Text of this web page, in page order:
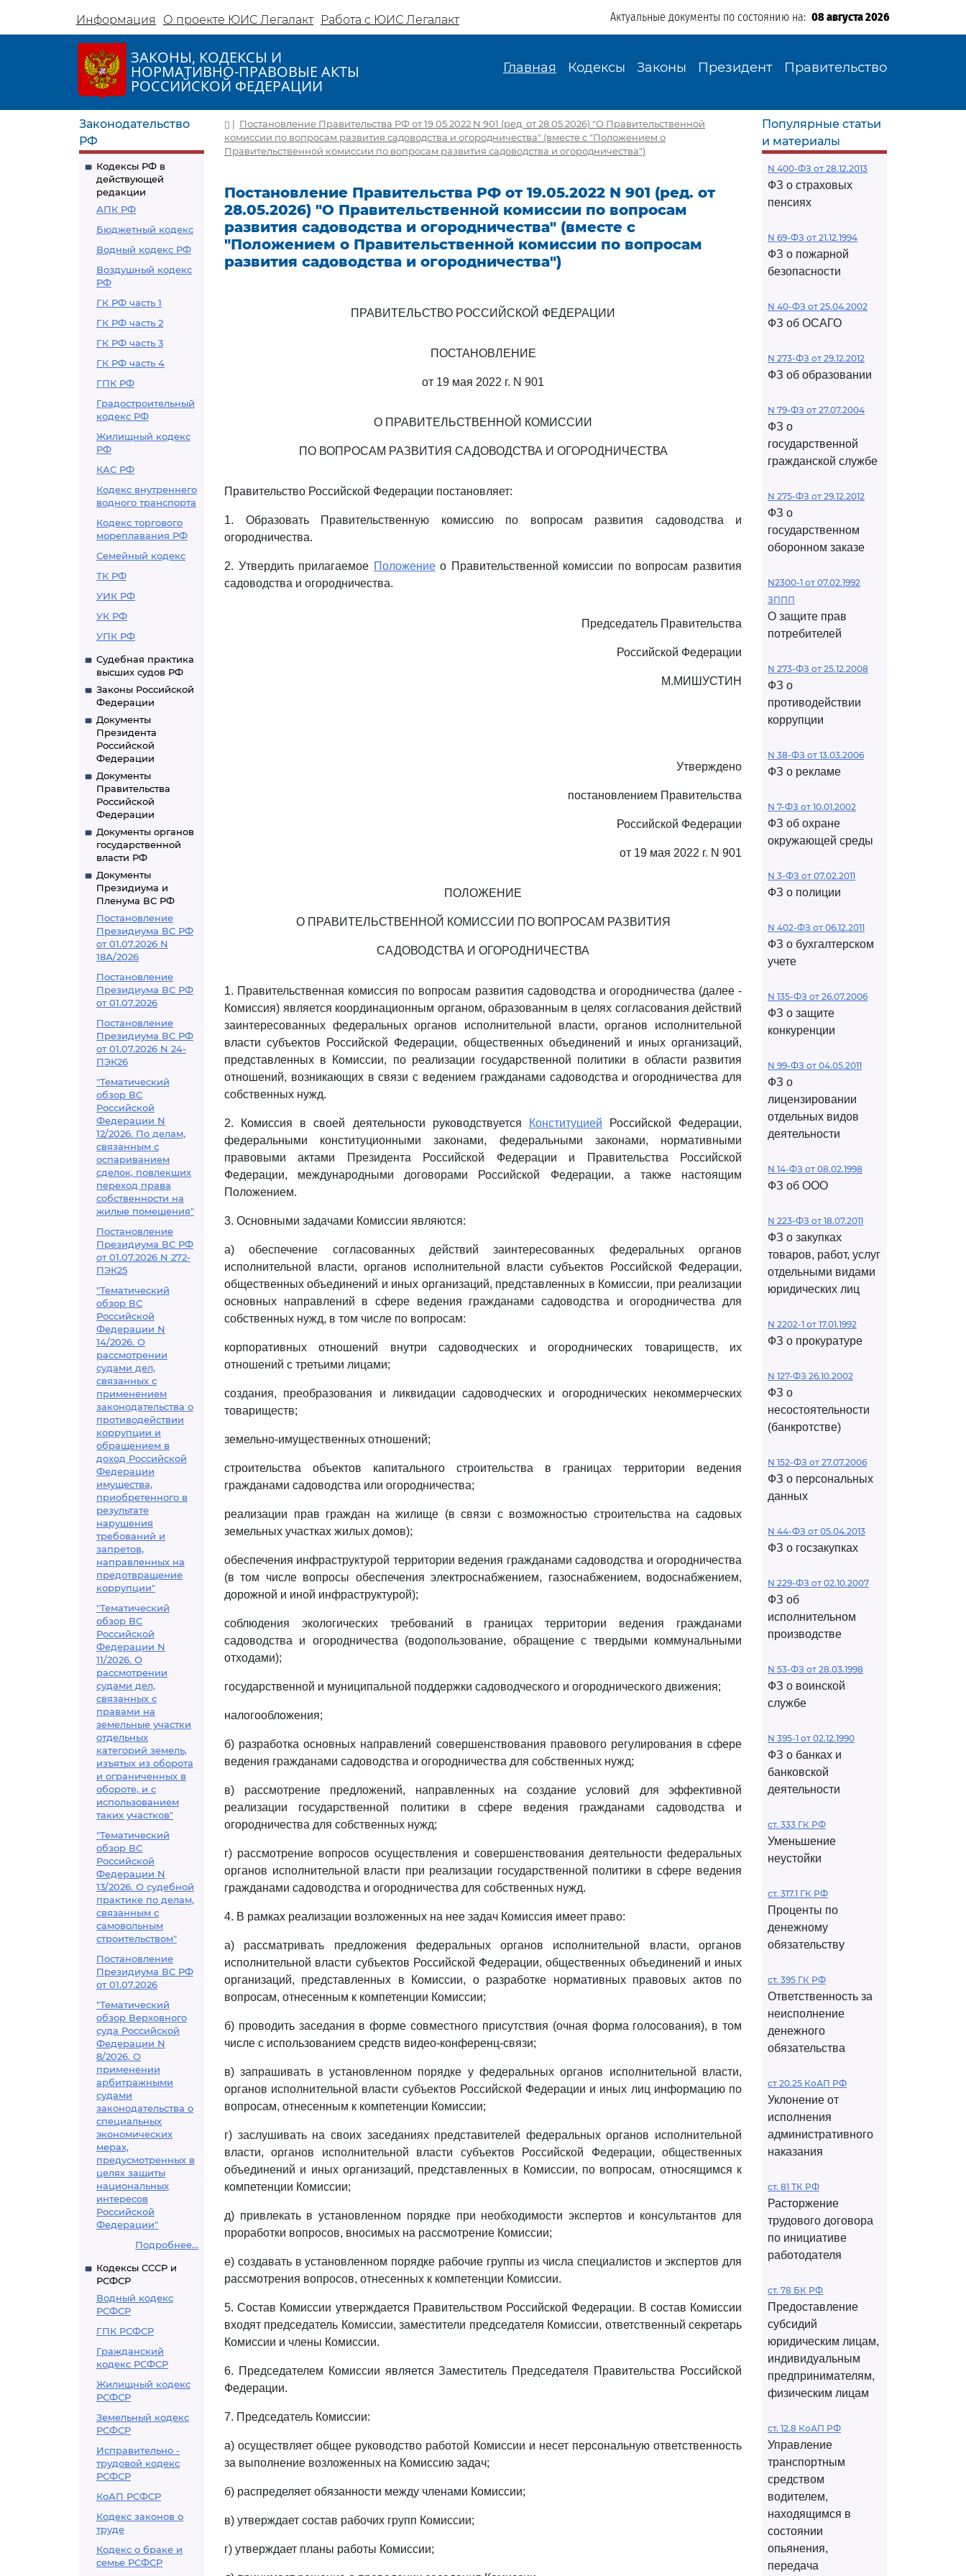
Информация О проекте ЮИС Легалакт Работа с ЮИС Легалакт Актуальные документы по состоянию на: 08 августа 2026
ЗАКОНЫ, КОДЕКСЫ И
НОРМАТИВНО-ПРАВОВЫЕ АКТЫ
РОССИЙСКОЙ ФЕДЕРАЦИИ
Главная Кодексы Законы Президент Правительство
Законодательство
РФ
Кодексы РФ в
действующей
редакции
АПК РФ
Бюджетный кодекс
Водный кодекс РФ
Воздушный кодекс
РФ
ГК РФ часть 1
ГК РФ часть 2
ГК РФ часть 3
ГК РФ часть 4
ГПК РФ
Градостроительный
кодекс РФ
Жилищный кодекс
РФ
КАС РФ
Кодекс внутреннего
водного транспорта
Кодекс торгового
мореплавания РФ
Семейный кодекс
ТК РФ
УИК РФ
УК РФ
УПК РФ
Судебная практика
высших судов РФ
Законы Российской
Федерации
Документы
Президента
Российской
Федерации
Документы
Правительства
Российской
Федерации
Документы органов
государственной
власти РФ
Документы
Президиума и
Пленума ВС РФ
Постановление
Президиума ВС РФ
от 01.07.2026 N
18А/2026
Постановление
Президиума ВС РФ
от 01.07.2026
Постановление
Президиума ВС РФ
от 01.07.2026 N 24-
ПЭК26
"Тематический
обзор ВС
Российской
Федерации N
12/2026. По делам,
связанным с
оспариванием
сделок, повлекших
переход права
собственности на
жилые помещения"
Постановление
Президиума ВС РФ
от 01.07.2026 N 272-
ПЭК25
"Тематический
обзор ВС
Российской
Федерации N
14/2026. О
рассмотрении
судами дел,
связанных с
применением
законодательства о
противодействии
коррупции и
обращением в
доход Российской
Федерации
имущества,
приобретенного в
результате
нарушения
требований и
запретов,
направленных на
предотвращение
коррупции"
"Тематический
обзор ВС
Российской
Федерации N
11/2026. О
рассмотрении
судами дел,
связанных с
правами на
земельные участки
отдельных
категорий земель,
изъятых из оборота
и ограниченных в
обороте, и с
использованием
таких участков"
"Тематический
обзор ВС
Российской
Федерации N
13/2026. О судебной
практике по делам,
связанным с
самовольным
строительством"
Постановление
Президиума ВС РФ
от 01.07.2026
"Тематический
обзор Верховного
суда Российской
Федерации N
8/2026. О
применении
арбитражными
судами
законодательства о
специальных
экономических
мерах,
предусмотренных в
целях защиты
национальных
интересов
Российской
Федерации"
Подробнее...
Кодексы СССР и
РСФСР
Водный кодекс
РСФСР
ГПК РСФСР
Гражданский
кодекс РСФСР
Жилищный кодекс
РСФСР
Земельный кодекс
РСФСР
Исправительно -
трудовой кодекс
РСФСР
КоАП РСФСР
Кодекс законов о
труде
Кодекс о браке и
семье РСФСР
| Постановление Правительства РФ от 19.05.2022 N 901 (ред. от 28.05.2026) "О Правительственной
комиссии по вопросам развития садоводства и огородничества" (вместе с "Положением о
Правительственной комиссии по вопросам развития садоводства и огородничества")
Постановление Правительства РФ от 19.05.2022 N 901 (ред. от
28.05.2026) "О Правительственной комиссии по вопросам
развития садоводства и огородничества" (вместе с
"Положением о Правительственной комиссии по вопросам
развития садоводства и огородничества")
ПРАВИТЕЛЬСТВО РОССИЙСКОЙ ФЕДЕРАЦИИ
ПОСТАНОВЛЕНИЕ
от 19 мая 2022 г. N 901
О ПРАВИТЕЛЬСТВЕННОЙ КОМИССИИ
ПО ВОПРОСАМ РАЗВИТИЯ САДОВОДСТВА И ОГОРОДНИЧЕСТВА
Правительство Российской Федерации постановляет:
1. Образовать Правительственную комиссию по вопросам развития садоводства и
огородничества.
2. Утвердить прилагаемое Положениео Правительственной комиссии по вопросам развития
садоводства и огородничества.
Председатель Правительства
Российской Федерации
М.МИШУСТИН
Утверждено
постановлением Правительства
Российской Федерации
от 19 мая 2022 г. N 901
ПОЛОЖЕНИЕ
О ПРАВИТЕЛЬСТВЕННОЙ КОМИССИИ ПО ВОПРОСАМ РАЗВИТИЯ
САДОВОДСТВА И ОГОРОДНИЧЕСТВА
1. Правительственная комиссия по вопросам развития садоводства и огородничества (далее -
Комиссия) является координационным органом, образованным в целях согласования действий
заинтересованных федеральных органов исполнительной власти, органов исполнительной
власти субъектов Российской Федерации, общественных объединений и иных организаций,
представленных в Комиссии, по реализации государственной политики в области развития
отношений, возникающих в связи с ведением гражданами садоводства и огородничества для
собственных нужд.
2. Комиссия в своей деятельности руководствуется Конституцией Российской Федерации,
федеральными конституционными законами, федеральными законами, нормативными
правовыми актами Президента Российской Федерации и Правительства Российской
Федерации, международными договорами Российской Федерации, а также настоящим
Положением.
3. Основными задачами Комиссии являются:
а) обеспечение согласованных действий заинтересованных федеральных органов
исполнительной власти, органов исполнительной власти субъектов Российской Федерации,
общественных объединений и иных организаций, представленных в Комиссии, при реализации
основных направлений в сфере ведения гражданами садоводства и огородничества для
собственных нужд, в том числе по вопросам:
корпоративных отношений внутри садоводческих и огороднических товариществ, их
отношений с третьими лицами;
создания, преобразования и ликвидации садоводческих и огороднических некоммерческих
товариществ;
земельно-имущественных отношений;
строительства объектов капитального строительства в границах территории ведения
гражданами садоводства или огородничества;
реализации прав граждан на жилище (в связи с возможностью строительства на садовых
земельных участках жилых домов);
обеспечения инфраструктурой территории ведения гражданами садоводства и огородничества
(в том числе вопросы обеспечения электроснабжением, газоснабжением, водоснабжением,
дорожной и иной инфраструктурой);
соблюдения экологических требований в границах территории ведения гражданами
садоводства и огородничества (водопользование, обращение с твердыми коммунальными
отходами);
государственной и муниципальной поддержки садоводческого и огороднического движения;
налогообложения;
б) разработка основных направлений совершенствования правового регулирования в сфере
ведения гражданами садоводства и огородничества для собственных нужд;
в) рассмотрение предложений, направленных на создание условий для эффективной
реализации государственной политики в сфере ведения гражданами садоводства и
огородничества для собственных нужд;
г) рассмотрение вопросов осуществления и совершенствования деятельности федеральных
органов исполнительной власти при реализации государственной политики в сфере ведения
гражданами садоводства и огородничества для собственных нужд.
4. В рамках реализации возложенных на нее задач Комиссия имеет право:
а) рассматривать предложения федеральных органов исполнительной власти, органов
исполнительной власти субъектов Российской Федерации, общественных объединений и иных
организаций, представленных в Комиссии, о разработке нормативных правовых актов по
вопросам, отнесенным к компетенции Комиссии;
б) проводить заседания в форме совместного присутствия (очная форма голосования), в том
числе с использованием средств видео-конференц-связи;
в) запрашивать в установленном порядке у федеральных органов исполнительной власти,
органов исполнительной власти субъектов Российской Федерации и иных лиц информацию по
вопросам, отнесенным к компетенции Комиссии;
г) заслушивать на своих заседаниях представителей федеральных органов исполнительной
власти, органов исполнительной власти субъектов Российской Федерации, общественных
объединений и иных организаций, представленных в Комиссии, по вопросам, относящимся к
компетенции Комиссии;
д) привлекать в установленном порядке при необходимости экспертов и консультантов для
проработки вопросов, вносимых на рассмотрение Комиссии;
е) создавать в установленном порядке рабочие группы из числа специалистов и экспертов для
рассмотрения вопросов, отнесенных к компетенции Комиссии.
5. Состав Комиссии утверждается Правительством Российской Федерации. В состав Комиссии
входят председатель Комиссии, заместители председателя Комиссии, ответственный секретарь
Комиссии и члены Комиссии.
6. Председателем Комиссии является Заместитель Председателя Правительства Российской
Федерации.
7. Председатель Комиссии:
а) осуществляет общее руководство работой Комиссии и несет персональную ответственность
за выполнение возложенных на Комиссию задач;
б) распределяет обязанности между членами Комиссии;
в) утверждает состав рабочих групп Комиссии;
г) утверждает планы работы Комиссии;
Популярные статьи
и материалы
N 400-ФЗ от 28.12.2013
ФЗ о страховых
пенсиях
N 69-ФЗ от 21.12.1994
ФЗ о пожарной
безопасности
N 40-ФЗ от 25.04.2002
ФЗ об ОСАГО
N 273-ФЗ от 29.12.2012
ФЗ об образовании
N 79-ФЗ от 27.07.2004
ФЗ о
государственной
гражданской службе
N 275-ФЗ от 29.12.2012
ФЗ о
государственном
оборонном заказе
N2300-1 от 07.02.1992
ЗППП
О защите прав
потребителей
N 273-ФЗ от 25.12.2008
ФЗ о
противодействии
коррупции
N 38-ФЗ от 13.03.2006
ФЗ о рекламе
N 7-ФЗ от 10.01.2002
ФЗ об охране
окружающей среды
N 3-ФЗ от 07.02.2011
ФЗ о полиции
N 402-ФЗ от 06.12.2011
ФЗ о бухгалтерском
учете
N 135-ФЗ от 26.07.2006
ФЗ о защите
конкуренции
N 99-ФЗ от 04.05.2011
ФЗ о
лицензировании
отдельных видов
деятельности
N 14-ФЗ от 08.02.1998
ФЗ об ООО
N 223-ФЗ от 18.07.2011
ФЗ о закупках
товаров, работ, услуг
отдельными видами
юридических лиц
N 2202-1 от 17.01.1992
ФЗ о прокуратуре
N 127-ФЗ 26.10.2002
ФЗ о
несостоятельности
(банкротстве)
N 152-ФЗ от 27.07.2006
ФЗ о персональных
данных
N 44-ФЗ от 05.04.2013
ФЗ о госзакупках
N 229-ФЗ от 02.10.2007
ФЗ об
исполнительном
производстве
N 53-ФЗ от 28.03.1998
ФЗ о воинской
службе
N 395-1 от 02.12.1990
ФЗ о банках и
банковской
деятельности
ст. 333 ГК РФ
Уменьшение
неустойки
ст. 317.1 ГК РФ
Проценты по
денежному
обязательству
ст. 395 ГК РФ
Ответственность за
неисполнение
денежного
обязательства
ст 20.25 КоАП РФ
Уклонение от
исполнения
административного
наказания
ст. 81 ТК РФ
Расторжение
трудового договора
по инициативе
работодателя
ст. 78 БК РФ
Предоставление
субсидий
юридическим лицам,
индивидуальным
предпринимателям,
физическим лицам
ст. 12.8 КоАП РФ
Управление
транспортным
средством
водителем,
находящимся в
состоянии
опьянения,
передача